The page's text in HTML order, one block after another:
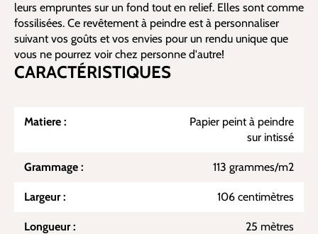
leurs empruntes sur un fond tout en relief. Elles sont comme
fossilisées. Ce revêtement à peindre est à personnaliser
suivant vos goûts et vos envies pour un rendu unique que
vous ne pourrez voir chez personne d'autre!
CARACTÉRISTIQUES
Matiere :
Papier peint à peindre
sur intissé
Grammage : 113 grammes/m2
Largeur : 106 centimètres
Longueur : 25 mètres